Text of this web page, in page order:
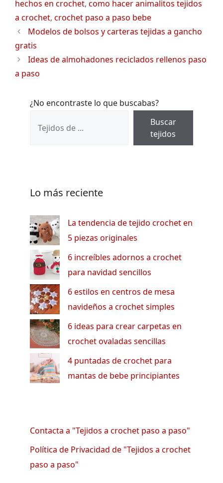
hechos en crochet, como hacer animalitos tejidos
a crochet, crochet paso a paso bebe
Modelos de bolsos y carteras tejidas a gancho
gratis
Ideas de almohadones reciclados rellenos paso
a paso
¿No encontraste lo que buscabas?
Buscar
tejidos
Lo más reciente
La tendencia de tejido crochet en
5 piezas originales
6 increíbles adornos a crochet
para navidad sencillos
6 estilos en centros de mesa
navideños a crochet simples
6 ideas para crear carpetas en
crochet ovaladas sencillas
4 puntadas de crochet para
mantas de bebe principiantes
Contacta a "Tejidos a crochet paso a paso"
Política de Privacidad de "Tejidos a crochet
paso a paso"